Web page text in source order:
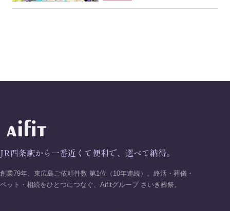
JR西条駅から一番近くて便利で、選べて納得。
創業79年、東広島ご依頼件数 第1位（10年連続）。終活・葬儀・
ペット・相続をひとつにつなぐ、Aifitグループ さいき葬祭。